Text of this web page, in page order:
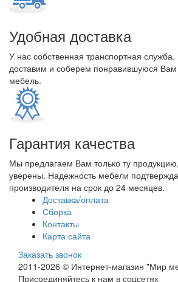
Удобная доставка
У нас собственная транспортная
доставим и соберем понравившуюся
мебель.
Гарантия качества
Мы предлагаем Вам только ту
уверены. Надежность мебели
производителя на срок до 24 месяцев.
Доставка/оплата
Сборка
Контакты
Карта сайта
Заказать звонок
2011-2026 © Интернет-магазин "Мир
Присоединяйтесь к нам в соцсетях